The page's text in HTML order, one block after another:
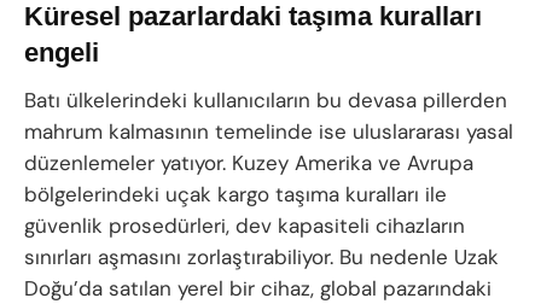
Küresel pazarlardaki taşıma kuralları
engeli
Batı ülkelerindeki kullanıcıların bu devasa pillerden
mahrum kalmasının temelinde ise uluslararası yasal
düzenlemeler yatıyor. Kuzey Amerika ve Avrupa
bölgelerindeki uçak kargo taşıma kuralları ile
güvenlik prosedürleri, dev kapasiteli cihazların
sınırları aşmasını zorlaştırabiliyor. Bu nedenle Uzak
Doğu’da satılan yerel bir cihaz, global pazarındaki